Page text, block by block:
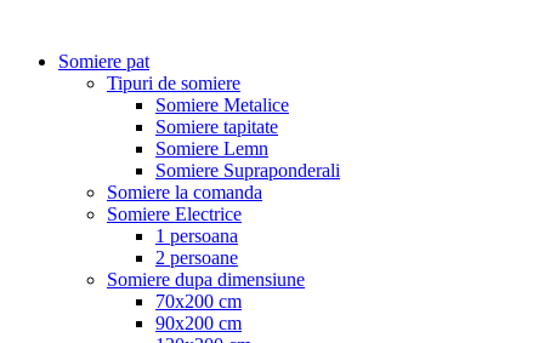
Somiere pat
Tipuri de somiere
Somiere Metalice
Somiere tapitate
Somiere Lemn
Somiere Supraponderali
Somiere la comanda
Somiere Electrice
1 persoana
2 persoane
Somiere dupa dimensiune
70x200 cm
90x200 cm